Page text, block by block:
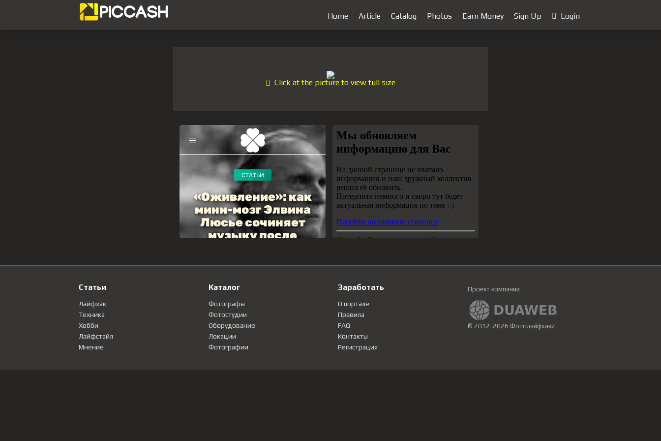
Home Article Catalog Photos Earn Money Sign Up Login
Click at the picture to view full size
Статьи
Лайфхак
Техника
Хобби
Лайфстайл
Мнение
Каталог
Фотографы
Фотостудии
Оборудование
Локации
Фотографии
Заработать
О портале
Правила
FAQ
Контакты
Регистрация
Проект компании
© 2012-2026 Фотолайфхаки